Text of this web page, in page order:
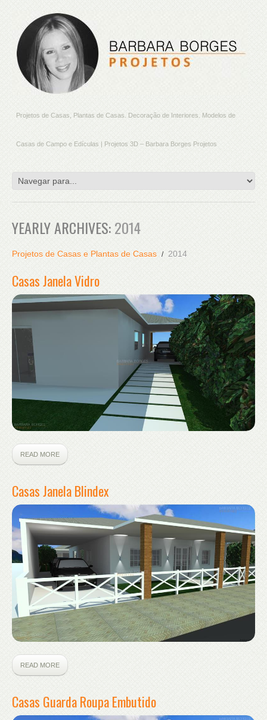
Projetos de Casas, Plantas de Casas. Decoração de Interiores. Modelos de
Casas de Campo e Edículas | Projetos 3D – Barbara Borges Projetos
YEARLY ARCHIVES:2014
Projetos de Casas e Plantas de Casas 2014
Casas Janela Vidro
READ MORE
Casas Janela Blindex
READ MORE
Casas Guarda Roupa Embutido